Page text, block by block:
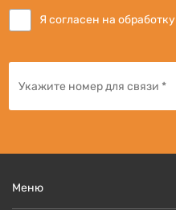
Я согласен на обработку
Меню